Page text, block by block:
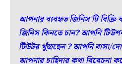
আপনার ব্যবহৃত জিনিস টি
জিনিস কিনতে চান? আপনি
টিউটর খুঁজছেন ? আপনি বাসা/
আপনার চাহিদার কথা বিবেচনা